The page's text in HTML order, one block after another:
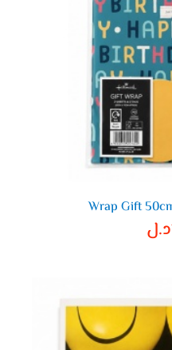
Wrap Gift
د.ل